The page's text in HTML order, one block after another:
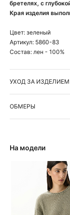
бретелях, с
Края изделия
Цвет: зеленый
Артикул: 5860-83
Состав: лен - 100%
УХОД ЗА ИЗДЕЛИЕМ
ОБМЕРЫ
На модели